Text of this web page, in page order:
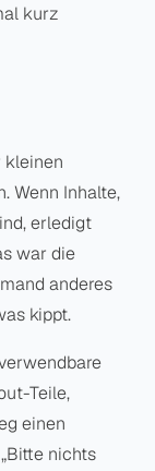
kurz
kleinen
Wenn Inhalte,
erledigt
war die
anderes
kippt.
Teile,
einen
nichts